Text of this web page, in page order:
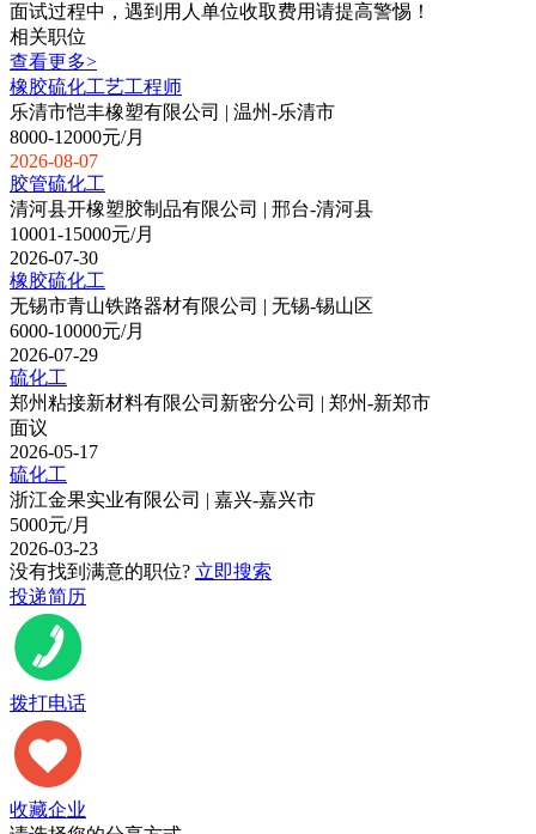
面试过程中，遇到用人单位收取费用请提高警惕！
相关职位
查看更多>
橡胶硫化工艺工程师
乐清市恺丰橡塑有限公司 | 温州-乐清市
8000-12000元/月
2026-08-07
胶管硫化工
清河县开橡塑胶制品有限公司 | 邢台-清河县
10001-15000元/月
2026-07-30
橡胶硫化工
无锡市青山铁路器材有限公司 | 无锡-锡山区
6000-10000元/月
2026-07-29
硫化工
郑州粘接新材料有限公司新密分公司 | 郑州-新郑市
面议
2026-05-17
硫化工
浙江金果实业有限公司 | 嘉兴-嘉兴市
5000元/月
2026-03-23
没有找到满意的职位? 立即搜索
投递简历
拨打电话
收藏企业